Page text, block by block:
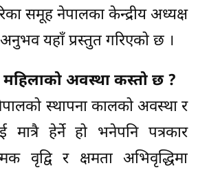
समूह नेपालका केन्द्रीय अध्यक्ष
यहाँ प्रस्तुत गरिएको छ ।
महिलाको अवस्था कस्तो छ ?
स्थापना कालको अवस्था र
मात्रै हेर्ने हो भनेपनि पत्रकार
वृद्वि र क्षमता अभिवृद्धिमा